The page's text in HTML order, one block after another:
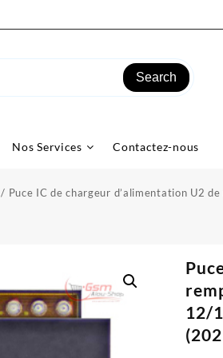
Search
Nos Services Contactez-nous
/ Puce IC de chargeur d’alimentation U2
12/